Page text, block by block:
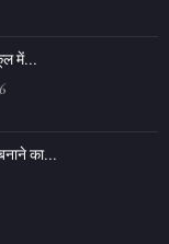
में...
का...